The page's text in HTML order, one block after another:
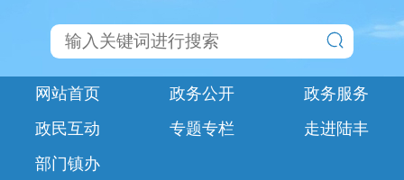
网站首页 政务公开
政务服务
政民互动
专题专栏
走进陆丰
部门镇办